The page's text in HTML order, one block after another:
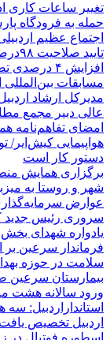
تغییر ساعات کاری
حمله به فرودگاه
اجتماع عظیم
تایید صلاحیت ۹۸درصد نامزدهای شوراهای روستای اردبیل
افزایش ۴ درصدی تصادفات فوتی در جاده‌های اردبیل
مسابقات
مدیرکل ارشاد
عالی دبیر مجمع
امضای تفاهم‌نامه
هواپیمایی
دستور کار است
برگزاری همایش
شهر و روستا به
عوارض
سروری رئیس جدید
یادواره شهدای
فرماندار سرعین
سلامت در حوزه
بیمارستان سرعین
ورود سالانه هشت
اردبیل تخصیص یافت